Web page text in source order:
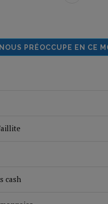
PRÉOCCUPE EN CE
cash